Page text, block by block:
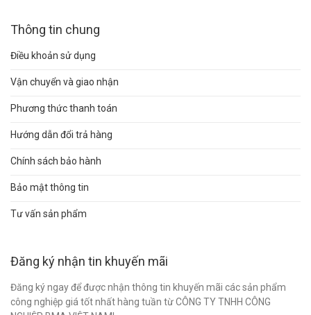
Thông tin chung
Điều khoản sử dụng
Vận chuyển và giao nhận
Phương thức thanh toán
Hướng dẫn đổi trả hàng
Chính sách bảo hành
Bảo mật thông tin
Tư vấn sản phẩm
Đăng ký nhận tin khuyến mãi
Đăng ký ngay để được nhận thông tin khuyến mãi các sản phẩm
công nghiệp giá tốt nhất hàng tuần từ CÔNG TY TNHH CÔNG